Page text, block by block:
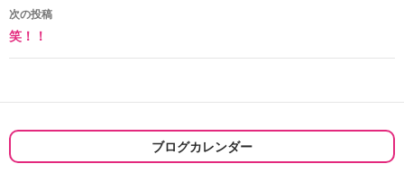
ナ
ビ
ー
シ
次の投稿
笑！！
ブログカレンダー